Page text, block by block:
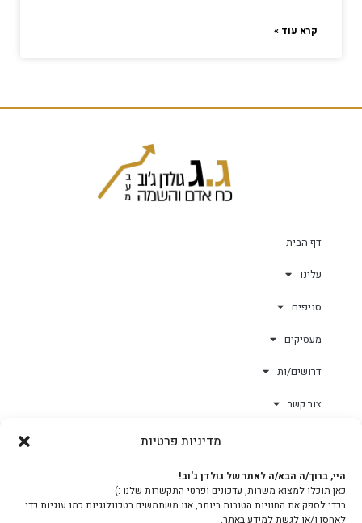
מדיניות פרטיות
היי, ברוך/ה הבא/ה לאתר של גולדן ג'וב!
כאן תוכלו למצוא משרות, עדכונים ופרטי התקשרות שלנו :)
בכדי לספק את החוויות הטובות ביותר, אנו משתמשים בטכנולוגיות כמו עוגיות כדי
לאחסן ו/או לגשת למידע באתר.
קרא עוד »
דף הבית
עלינו
סניפים
מעסיקים
דרושים/ות
צור קשר
צוות